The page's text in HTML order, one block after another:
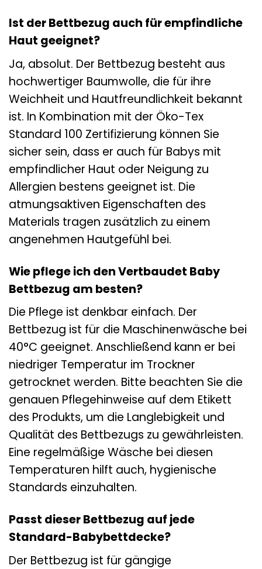
Ist der Bettbezug auch für empfindliche
Haut geeignet?
Ja, absolut. Der Bettbezug besteht aus
hochwertiger Baumwolle, die für ihre
Weichheit und Hautfreundlichkeit bekannt
ist. In Kombination mit der Öko-Tex
Standard 100 Zertifizierung können Sie
sicher sein, dass er auch für Babys mit
empfindlicher Haut oder Neigung zu
Allergien bestens geeignet ist. Die
atmungsaktiven Eigenschaften des
Materials tragen zusätzlich zu einem
angenehmen Hautgefühl bei.
Wie pflege ich den Vertbaudet Baby
Bettbezug am besten?
Die Pflege ist denkbar einfach. Der
Bettbezug ist für die Maschinenwäsche bei
40°C geeignet. Anschließend kann er bei
niedriger Temperatur im Trockner
getrocknet werden. Bitte beachten Sie die
genauen Pflegehinweise auf dem Etikett
des Produkts, um die Langlebigkeit und
Qualität des Bettbezugs zu gewährleisten.
Eine regelmäßige Wäsche bei diesen
Temperaturen hilft auch, hygienische
Standards einzuhalten.
Passt dieser Bettbezug auf jede
Standard-Babybettdecke?
Der Bettbezug ist für gängige